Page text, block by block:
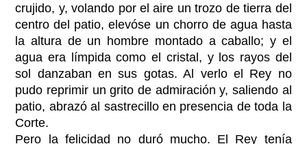
crujido, y, volando por el aire un trozo de tierra del
centro del patio, elevóse un chorro de agua hasta
la altura de un hombre montado a caballo; y el
agua era límpida como el cristal, y los rayos del
sol danzaban en sus gotas. Al verlo el Rey no
pudo reprimir un grito de admiración y, saliendo al
patio, abrazó al sastrecillo en presencia de toda la
Corte.
Pero la felicidad no duró mucho. El Rey tenía